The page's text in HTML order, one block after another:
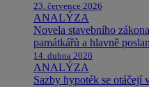
23. července 2026
ANALÝZA
Novela stavebního
památkářů a hlavně
14. dubna 2026
ANALÝZA
Sazby hypoték se otáčejí